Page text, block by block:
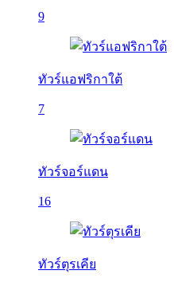
9
ทัวร์แอฟริกาใต้
7
ทัวร์จอร์แดน
16
ทัวร์ตุรเคีย